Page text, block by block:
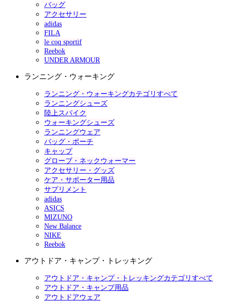
バッグ
アクセサリー
adidas
FILA
le coq sportif
Reebok
UNDER ARMOUR
ランニング・ウォーキング
ランニング・ウォーキングカテゴリすべて
ランニングシューズ
陸上スパイク
ウォーキングシューズ
ランニングウェア
バッグ・ポーチ
キャップ
グローブ・ネックウォーマー
アクセサリー・グッズ
ケア・サポーター用品
サプリメント
adidas
ASICS
MIZUNO
New Balance
NIKE
Reebok
アウトドア・キャンプ・トレッキング
アウトドア・キャンプ・トレッキングカテゴリすべて
アウトドア・キャンプ用品
アウトドアウェア